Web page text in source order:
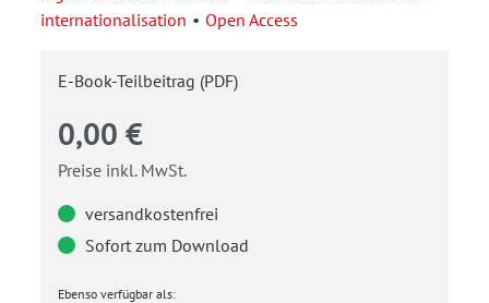
internationalisation
Open Access
E-Book-Teilbeitrag (PDF)
0,00 €
Preise inkl. MwSt.
versandkostenfrei
Sofort zum Download
Ebenso verfügbar als: